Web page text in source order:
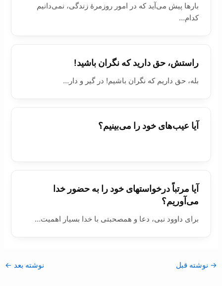
بارها پیش می‌آید که در امور روزمرۀ زندگی، نمی‌دانیم
کدام…
راستش، حق دارید که نگران باشید!
بله، حق داریم که نگران باشیم! در گیر و دار…
آیا عیب‌های خود را می‌بینیم؟
آیا مرتباً درخواستهای خود را به حضور خدا
می‌آوریم؟
برای داوود نبی، دعا و همصحبتی با خدا بسیار اهمیت…
→ نوشته قبل نوشته بعد ←